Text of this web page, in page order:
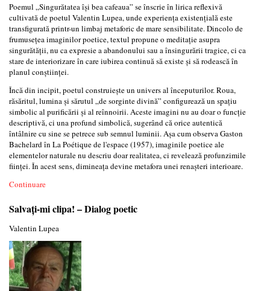
Poemul „Singurătatea își bea cafeaua” se înscrie în lirica reflexivă
cultivată de poetul Valentin Lupea, unde experiența existențială este
transfigurată printr-un limbaj metaforic de mare sensibilitate. Dincolo de
frumusețea imaginilor poetice, textul propune o meditație asupra
singurătății, nu ca expresie a abandonului sau a însingurării tragice, ci ca
stare de interiorizare în care iubirea continuă să existe și să rodească în
planul conștiinței.
Încă din incipit, poetul construiește un univers al începuturilor. Roua,
răsăritul, lumina și sărutul „de sorginte divină” configurează un spațiu
simbolic al purificării și al reînnoirii. Aceste imagini nu au doar o funcție
descriptivă, ci una profund simbolică, sugerând că orice autentică
întâlnire cu sine se petrece sub semnul luminii. Așa cum observa Gaston
Bachelard în La Poétique de l'espace (1957), imaginile poetice ale
elementelor naturale nu descriu doar realitatea, ci revelează profunzimile
ființei. În acest sens, dimineața devine metafora unei renașteri interioare.
Continuare
Salvați-mi clipa! – Dialog poetic
Valentin Lupea